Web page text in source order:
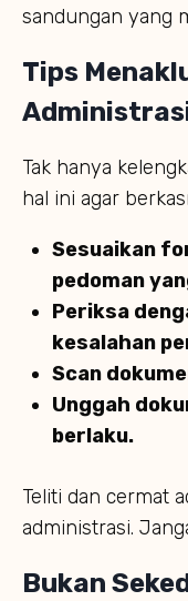
sandungan yang
Tips
Tak hanya
hal ini agar
Sesuaikan
pedoman
Periksa
kesalahan
Scan
Unggah
berlaku.
Teliti dan cermat
administrasi.
Bukan